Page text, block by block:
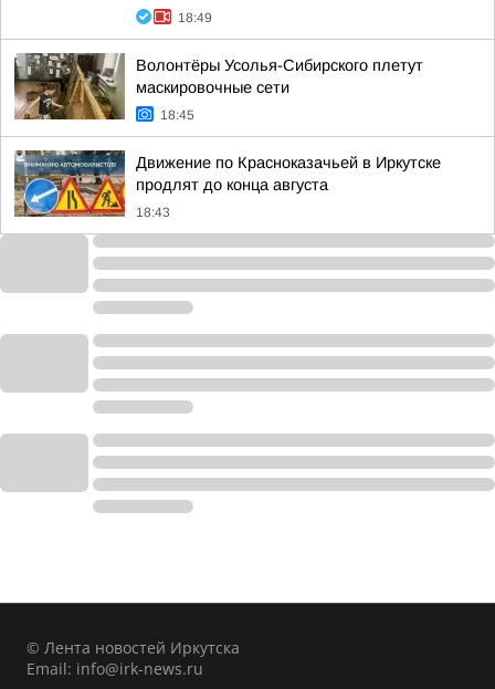
18:49
Волонтёры Усолья-Сибирского плетут
маскировочные сети
18:45
Движение по Красноказачьей в Иркутске
продлят до конца августа
18:43
© Лента новостей Иркутска
Email: info@irk-news.ru